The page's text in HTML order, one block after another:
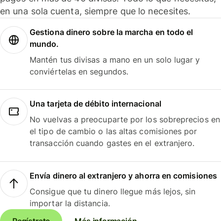
en una sola cuenta, siempre que lo necesites.
Gestiona dinero sobre la marcha en todo el
mundo.
Mantén tus divisas a mano en un solo lugar y
conviértelas en segundos.
Una tarjeta de débito internacional
No vuelvas a preocuparte por los sobreprecios en
el tipo de cambio o las altas comisiones por
transacción cuando gastes en el extranjero.
Envía dinero al extranjero y ahorra en comisiones
Consigue que tu dinero llegue más lejos, sin
importar la distancia.